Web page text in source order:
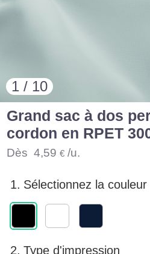
1 / 10
Grand sac à dos
cordon en RPET
Dès4,59 € /u.
1. Sélectionnez la couleur
2. Type d'impression